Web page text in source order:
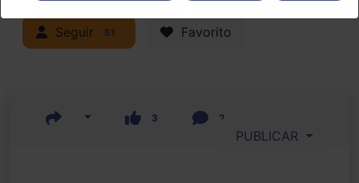
Neuropsiquiatría y Neurología
Seguir 51 Favorito
3 2
PUBLICAR